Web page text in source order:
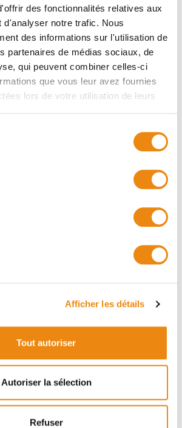
des fonctionnalités relatives aux
d'analyser notre trafic. Nous
des informations sur l'utilisation de
partenaires de médias sociaux, de
qui peuvent combiner celles-ci
que vous leur avez fournies
lors de votre utilisation de leurs
Afficher les détails
Tout autoriser
Autoriser la sélection
Refuser
Rechercher
ou des services publics
Personne